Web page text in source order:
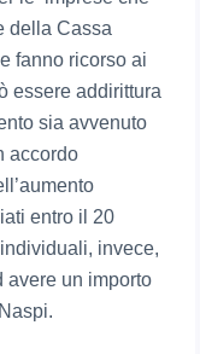
della Cassa
fanno ricorso ai
essere addirittura
sia avvenuto
accordo
entro il 20
invece,
avere un importo